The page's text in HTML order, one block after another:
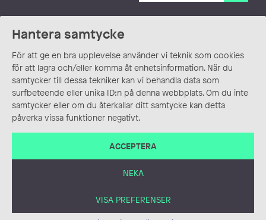
Hantera samtycke
För att ge en bra upplevelse använder vi teknik som cookies
för att lagra och/eller komma åt enhetsinformation. När du
samtycker till dessa tekniker kan vi behandla data som
surfbeteende eller unika ID:n på denna webbplats. Om du inte
samtycker eller om du återkallar ditt samtycke kan detta
påverka vissa funktioner negativt.
ACCEPTERA
NEKA
VISA PREFERENSER